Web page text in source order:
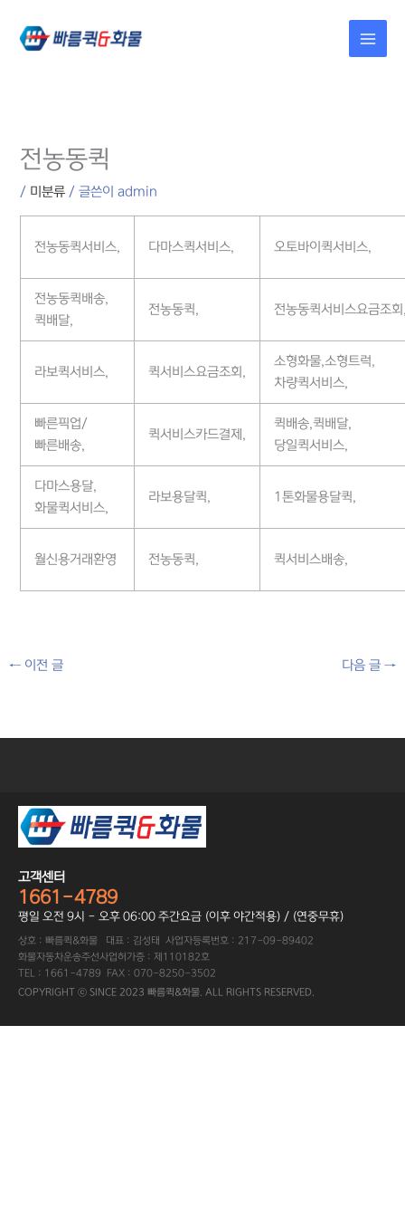
건너뛰기
전농동퀵
/ 미분류 / 글쓴이admin
전농동퀵서비스, 다마스퀵서비스, 오토바이퀵서비스,
전농동퀵배송,
퀵배달,
전농동퀵, 전농동퀵서비스요금조
라보퀵서비스, 퀵서비스요금조회,
소형화물,소형트럭,
차량퀵서비스,
빠른픽업/
빠른배송,
퀵서비스카드결제,
퀵배송,퀵배달,
당일퀵서비스,
다마스용달,
화물퀵서비스,
라보용달퀵, 1톤화물용달퀵,
월신용거래환영 전농동퀵, 퀵서비스배송,
←이전 글 다음 글→
고객센터
1661-4789
평일 오전 9시 - 오후 06:00 주간요금 (이후 야간적용) / (연중무휴)
상호 : 빠름퀵&화물 대표 : 김성태 사업자등록번호 : 217-09-89402
화물자동차운송주선사업허가증 : 제110182호
TEL : 1661-4789 FAX : 070-8250-3502
COPYRIGHT ⓒ SINCE 2023 빠름퀵&화물. ALL RIGHTS RESERVED.